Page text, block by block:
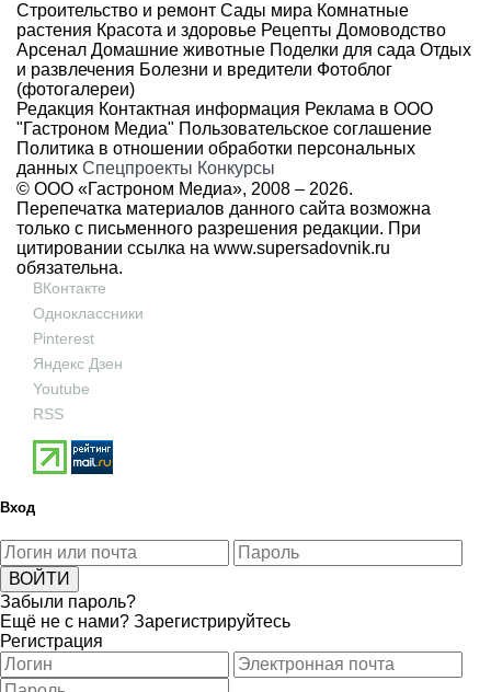
Строительство и ремонт Сады мира Комнатные
растения Красота и здоровье Рецепты Домоводство
Арсенал Домашние животные Поделки для сада Отдых
и развлечения Болезни и вредители Фотоблог
(фотогалереи)
Редакция Контактная информация Реклама в ООО
"Гастроном Медиа" Пользовательское соглашение
Политика в отношении обработки персональных
данных Спецпроекты Конкурсы
© ООО «Гастроном Медиа», 2008 – 2026.
Перепечатка материалов данного сайта возможна
только с письменного разрешения редакции. При
цитировании ссылка на www.supersadovnik.ru
обязательна.
ВКонтакте
Одноклассники
Pinterest
Яндекс Дзен
Youtube
RSS
Вход
Забыли пароль?
Ещё не с нами? Зарегистрируйтесь
Регистрация